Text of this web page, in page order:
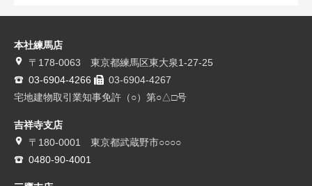
本社練馬店
〒178-0063 東京都練馬区東大泉1-27-25
03-6904-4266
03-6904-4267
宅地建物取引業知事免許（○）第○△□号
吉祥寺支店
〒180-0001 東京都武蔵野市○○○○
0480-90-4001